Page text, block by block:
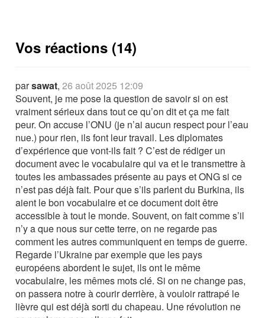
Vos réactions (14)
parsawat,26 août 2025 12:09
Souvent, je me pose la question de savoir si on est
vraiment sérieux dans tout ce qu’on dit et ça me fait
peur. On accuse l’ONU (je n’ai aucun respect pour l’eau
nue.) pour rien, ils font leur travail. Les diplomates
d’expérience que vont-ils fait ? C’est de rédiger un
document avec le vocabulaire qui va et le transmettre à
toutes les ambassades présente au pays et ONG si ce
n’est pas déjà fait. Pour que s’ils parlent du Burkina, ils
aient le bon vocabulaire et ce document doit être
accessible à tout le monde. Souvent, on fait comme s’il
n’y a que nous sur cette terre, on ne regarde pas
comment les autres communiquent en temps de guerre.
Regarde l’Ukraine par exemple que les pays
européens abordent le sujet, ils ont le même
vocabulaire, les mêmes mots clé. Si on ne change pas,
on passera notre à courir derrière, à vouloir rattrapé le
lièvre qui est déjà sorti du chapeau. Une révolution ne